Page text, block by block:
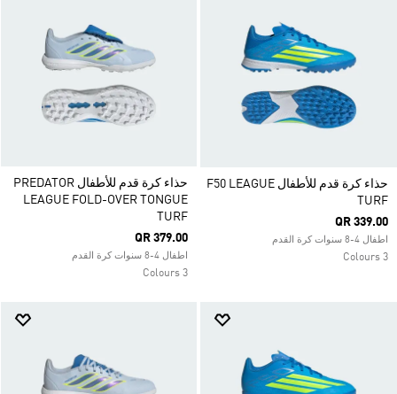
حذاء كرة قدم للأطفال F50 LEAGUE
TURF
QR 339.00
اطفال 4-8 سنوات كرة القدم
3 Colours
حذاء كرة قدم للأطفال PREDATOR
LEAGUE FOLD-OVER TONGUE
TURF
QR 379.00
اطفال 4-8 سنوات كرة القدم
3 Colours